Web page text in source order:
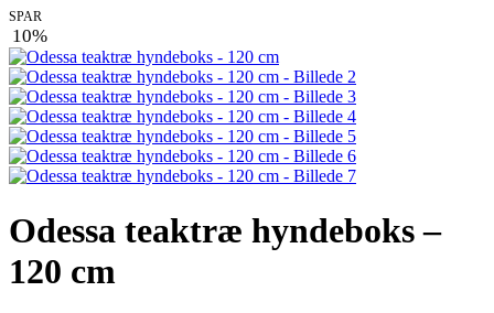
SPAR
10%
Odessa teaktræ hyndeboks –
120 cm